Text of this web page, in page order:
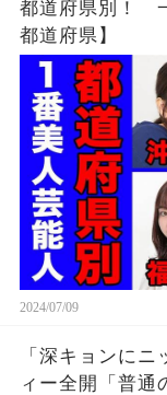
都道府県別！
都道府県】
2024/07/09
「深キョンに
ィー全開「普通